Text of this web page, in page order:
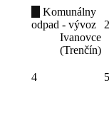
Komunálny
odpad - vývoz
Ivanovce
(Trenčín)
4
5